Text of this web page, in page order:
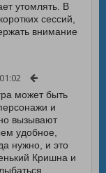
утомлять. В
сессий,
внимание
может быть
и
вызывают
удобное,
нужно, и это
Кришна и